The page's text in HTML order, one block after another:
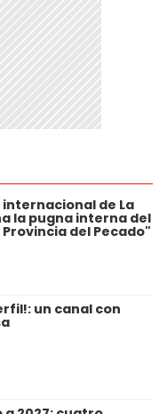
internacional de La
la pugna interna del
del Pecado"
un canal con